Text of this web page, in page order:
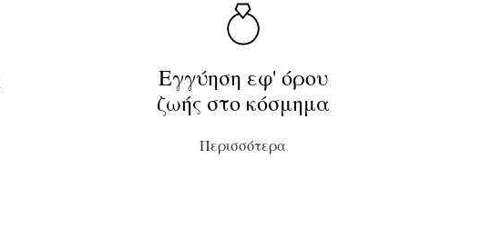
Εγγύηση εφ' όρου
ζωής στο κόσμημα
Περισσότερα